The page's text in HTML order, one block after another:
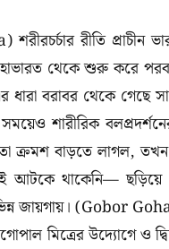
রীতি প্রাচীন
থেকে শুরু করে
বরাবর থেকে গেছে
সময়েও শারীরিক
ক্রমশ বাড়তে লাগল,
আটকে থাকেনি— ছড়িয়ে
জায়গায়। (Gobor
মিত্রের উদ্যোগে ও